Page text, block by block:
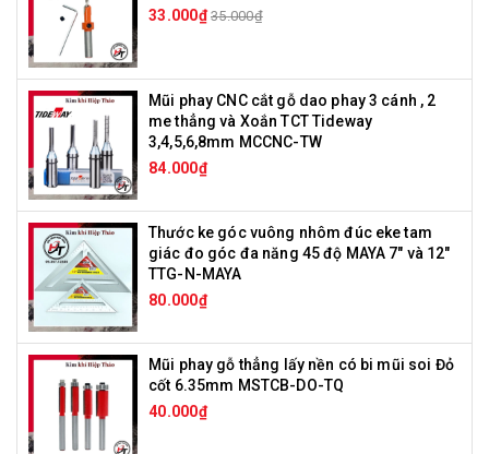
33.000₫ 35.000₫
Mũi phay CNC cắt gỗ dao phay 3 cánh , 2
me thẳng và Xoắn TCT Tideway
3,4,5,6,8mm MCCNC-TW
84.000₫
Thước ke góc vuông nhôm đúc eke tam
giác đo góc đa năng 45 độ MAYA 7" và 12"
TTG-N-MAYA
80.000₫
Mũi phay gỗ thẳng lấy nền có bi mũi soi Đỏ
cốt 6.35mm MSTCB-DO-TQ
40.000₫